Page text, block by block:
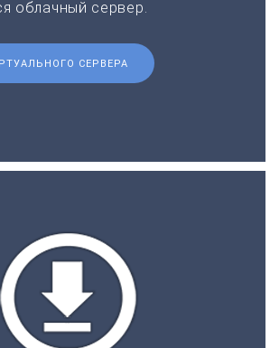
облачный сервер.
СЕРВЕРА